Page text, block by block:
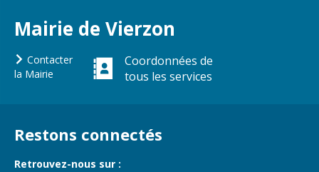
Travaux
Refuge canin
Marchés
Économie et
commerce
Mairie de Vierzon
Contacter
la Mairie
Coordonnées de
tous les services
Restons connectés
Retrouvez-nous sur :